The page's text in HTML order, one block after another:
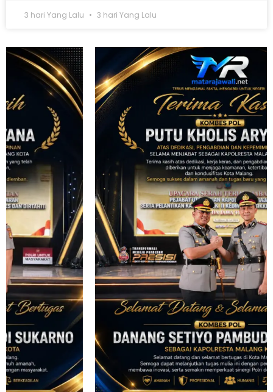
3 hari Yang Lalu 3 hari Yang Lalu